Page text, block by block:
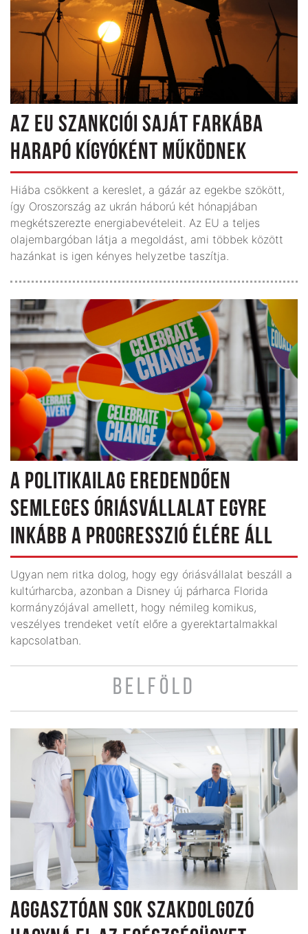
AZ EU SZANKCIÓI SAJÁT FARKÁBA
HARAPÓ KÍGYÓKÉNT MŰKÖDNEK
Hiába csökkent a kereslet, a gázár az egekbe szökött,
így Oroszország az ukrán háború két hónapjában
megkétszerezte energiabevételeit. Az EU a teljes
olajembargóban látja a megoldást, ami többek között
hazánkat is igen kényes helyzetbe taszítja.
A POLITIKAILAG EREDENDŐEN
SEMLEGES ÓRIÁSVÁLLALAT EGYRE
INKÁBB A PROGRESSZIÓ ÉLÉRE ÁLL
Ugyan nem ritka dolog, hogy egy óriásvállalat beszáll a
kultúrharcba, azonban a Disney új párharca Florida
kormányzójával amellett, hogy némileg komikus,
veszélyes trendeket vetít előre a gyerek­tartalmakkal
kapcsolatban.
BELFÖLD
AGGASZTÓAN SOK SZAKDOLGOZÓ